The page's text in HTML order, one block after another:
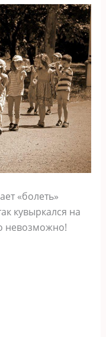
«болеть»
кувыркался на
невозможно!